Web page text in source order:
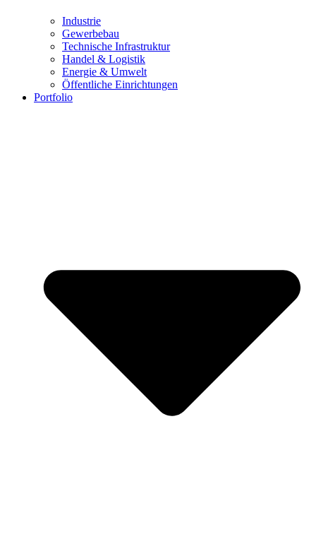
Industrie
Gewerbebau
Technische Infrastruktur
Handel & Logistik
Energie & Umwelt
Öffentliche Einrichtungen
Portfolio